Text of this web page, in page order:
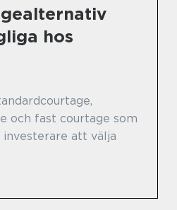
hos
och fast courtage som
att välja